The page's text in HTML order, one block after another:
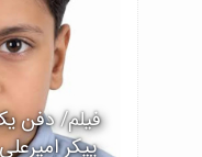
فیلم/ دفن